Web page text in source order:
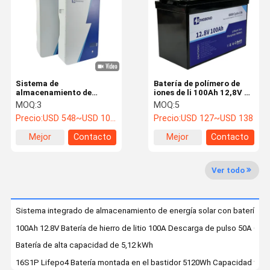
Control De
Calidad
Contacta
Con
Nosotros
Noticias
Casos De
Trabajo
Batería de litio Lifepo4
Sistema de almacenamiento de energía solar
Batería apilable
batería de 12V LiFePO4
batería de 24v LiFePO4
Batería de polímero de
iones de li 100Ah 12,8V de
alta energía para
aplicaciones industriales
MOQ:5
Precio:USD 127~USD 138
Mejor
Contacto
Sistema de
almacenamiento de
energía solar de red
híbrida 50KW 10KW
Cambiar sin problemas
entre la red y la energía
solar
MOQ:3
Precio:USD 548~USD 1057
Mejor
Contacto
Ver todo
Sistema integrado de almacenamiento de energía solar con batería
100Ah 12.8V Batería de hierro de litio 100A Descarga de pulso 50A
Batería de alta capacidad de 5,12 kWh
16S1P Lifepo4 Batería montada en el bastidor 5120Wh Capacidad